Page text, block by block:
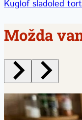
Kuglof sladoled
Možda